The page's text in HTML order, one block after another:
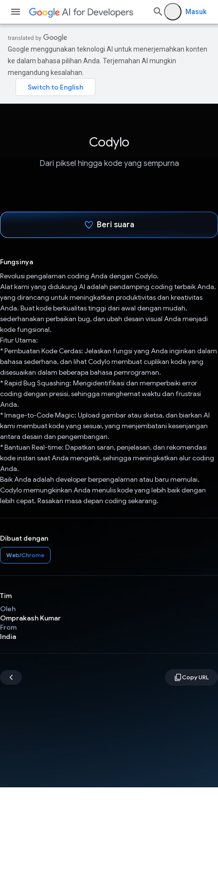
Masuk
Google menggunakan teknologi AI untuk menerjemahkan konten
ke dalam bahasa pilihan Anda. Terjemahan AI mungkin
mengandung kesalahan.
Codylo
Dari piksel hingga kode yang sempurna
Beri suara
Fungsinya
Revolusi pengalaman coding Anda dengan Codylo.
Alat kami yang didukung AI adalah pendamping coding terbaik Anda,
yang dirancang untuk meningkatkan produktivitas dan kreativitas
Anda. Buat kode berkualitas tinggi dari awal dengan mudah,
sederhanakan perbaikan bug, dan ubah desain visual Anda menjadi
kode fungsional.
Fitur Utama:
* Pembuatan Kode Cerdas: Jelaskan fungsi yang Anda inginkan dalam
bahasa sederhana, dan lihat Codylo membuat cuplikan kode yang
disesuaikan dalam beberapa bahasa pemrograman.
* Rapid Bug Squashing: Mengidentifikasi dan memperbaiki error
coding dengan presisi, sehingga menghemat waktu dan frustrasi
Anda.
* Image-to-Code Magic: Upload gambar atau sketsa, dan biarkan AI
kami membuat kode yang sesuai, yang menjembatani kesenjangan
antara desain dan pengembangan.
* Bantuan Real-time: Dapatkan saran, penjelasan, dan rekomendasi
kode instan saat Anda mengetik, sehingga meningkatkan alur coding
Anda.
Baik Anda adalah developer berpengalaman atau baru memulai,
Codylo memungkinkan Anda menulis kode yang lebih baik dengan
lebih cepat. Rasakan masa depan coding sekarang.
Dibuat dengan
Web/Chrome
Tim
Oleh
Omprakash Kumar
From
India